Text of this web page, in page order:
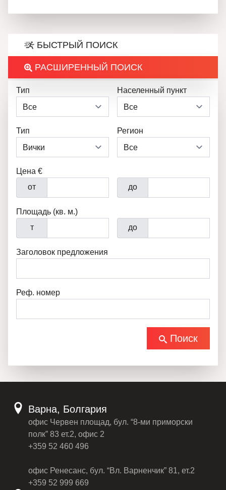
БЫСТРЫЙ ПОИСК
РАСШИРЕННЫЙ ПОИСК
Тип Населенный пункт
Тип Регион
Цена €
от
до
Площадь (кв. м.)
т
до
Заголовок предложения
Реф. номер
Поиск
Варна, Болгария
офис Червен площад, бул. “8-ми приморски
полк” 83 ет.2, офис 2
+359 52 460 496
офис Ренесанс, бул. “Вл. Варненчик” 81, ет.2
+359 52 999 669